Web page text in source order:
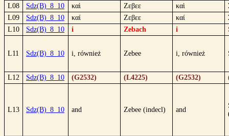
L08
Sdz(B)_8_10 καὶ Ζεβεε καὶ
L09
Sdz(B)_8_10 καί Ζεβεε καί
L10
Sdz(B)_8_10 i Zebach i
L11 Sdz(B)_8_10 i, również Zebee i, również
L12 Sdz(B)_8_10 (G2532) (L4225) (G2532)
L13 Sdz(B)_8_10 and Zebee (indecl) and